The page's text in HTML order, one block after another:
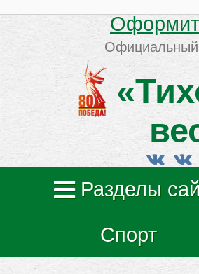
Официальный
Разделы
Спорт